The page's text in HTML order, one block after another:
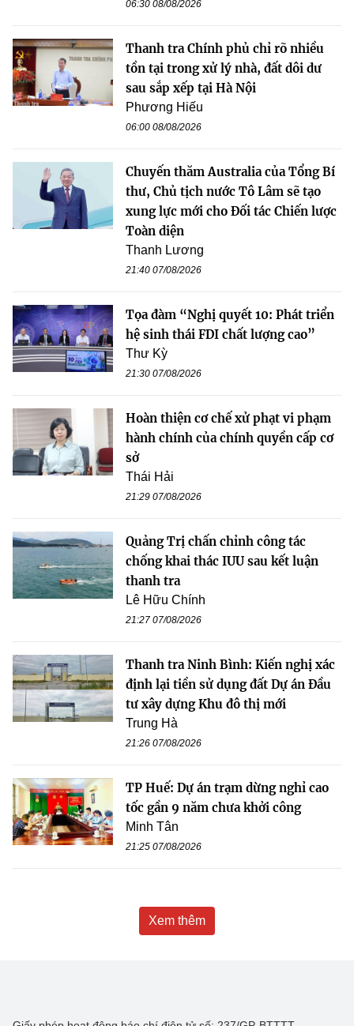
06:30 08/08/2026
Thanh tra Chính phủ chỉ rõ nhiều
tồn tại trong xử lý nhà, đất dôi dư
sau sắp xếp tại Hà Nội
Phương Hiếu
06:00 08/08/2026
Chuyến thăm Australia của Tổng Bí
thư, Chủ tịch nước Tô Lâm sẽ tạo
xung lực mới cho Đối tác Chiến lược
Toàn diện
Thanh Lương
21:40 07/08/2026
Tọa đàm “Nghị quyết 10: Phát triển
hệ sinh thái FDI chất lượng cao”
Thư Kỳ
21:30 07/08/2026
Hoàn thiện cơ chế xử phạt vi phạm
hành chính của chính quyền cấp cơ
sở
Thái Hải
21:29 07/08/2026
Quảng Trị chấn chỉnh công tác
chống khai thác IUU sau kết luận
thanh tra
Lê Hữu Chính
21:27 07/08/2026
Thanh tra Ninh Bình: Kiến nghị xác
định lại tiền sử dụng đất Dự án Đầu
tư xây dựng Khu đô thị mới
Trung Hà
21:26 07/08/2026
TP Huế: Dự án trạm dừng nghỉ cao
tốc gần 9 năm chưa khởi công
Minh Tân
21:25 07/08/2026
Xem thêm